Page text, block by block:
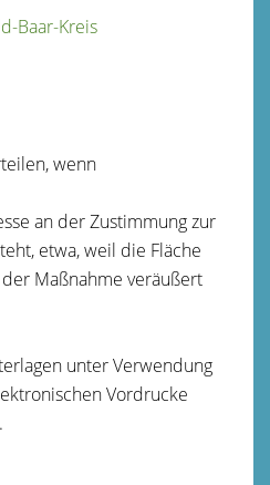
Baar-Kreis
wenn
an der Zustimmung zur
etwa, weil die Fläche
Maßnahme veräußert
unter Verwendung
Vordrucke